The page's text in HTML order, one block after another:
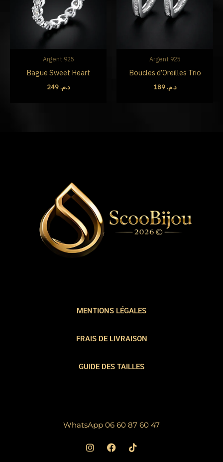
Argent 925
Bague Sweet Heart
د.م. 249
Argent 925
Boucles d’Oreilles Trio
د.م. 189
MENTIONS LÉGALES
FRAIS DE LIVRAISON
GUIDE DES TAILLES
WhatsApp 06 60 87 60 47
n
F
a
T
i